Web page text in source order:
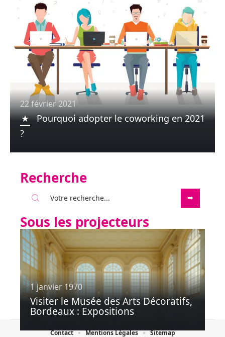
22 février 2021
Pourquoi adopter le coworking en 2021
?
Recherche
Sous les projecteurs
1 janvier 1970
Visiter le Musée des Arts Décoratifs,
Bordeaux : Expositions
Contact Mentions Légales Sitemap